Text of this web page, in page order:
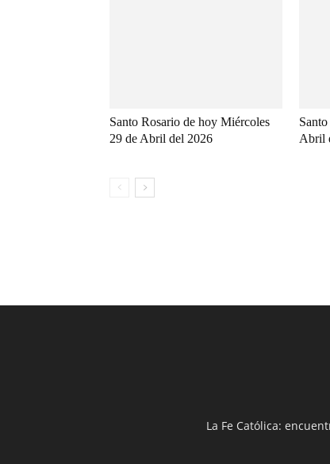
Santo Rosario de hoy Miércoles
29 de Abril del 2026
Abril
La Fe Católica: